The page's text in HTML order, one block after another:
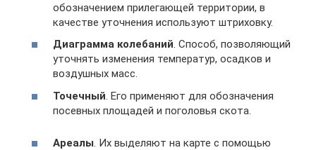
обозначением прилегающей территории, в
качестве уточнения используют штриховку.
Диаграмма колебаний. Способ, позволяющий
уточнять изменения температур, осадков и
воздушных масс.
Точечный. Его применяют для обозначения
посевных площадей и поголовья скота.
Ареалы. Их выделяют на карте с помощью